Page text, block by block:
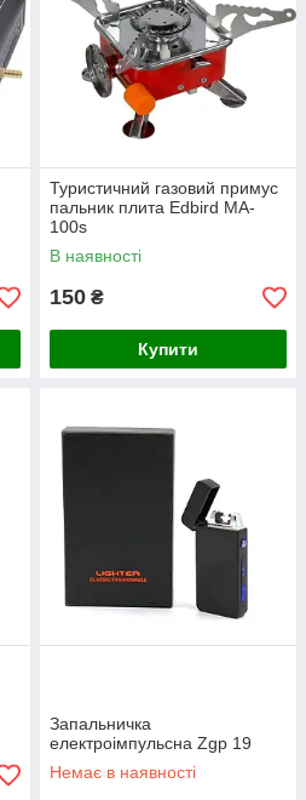
Туристичний газовий примус
пальник плита Edbird MA-
100s
В наявності
150 ₴
Купити
Запальничка
електроімпульсна Zgp 19
Немає в наявності